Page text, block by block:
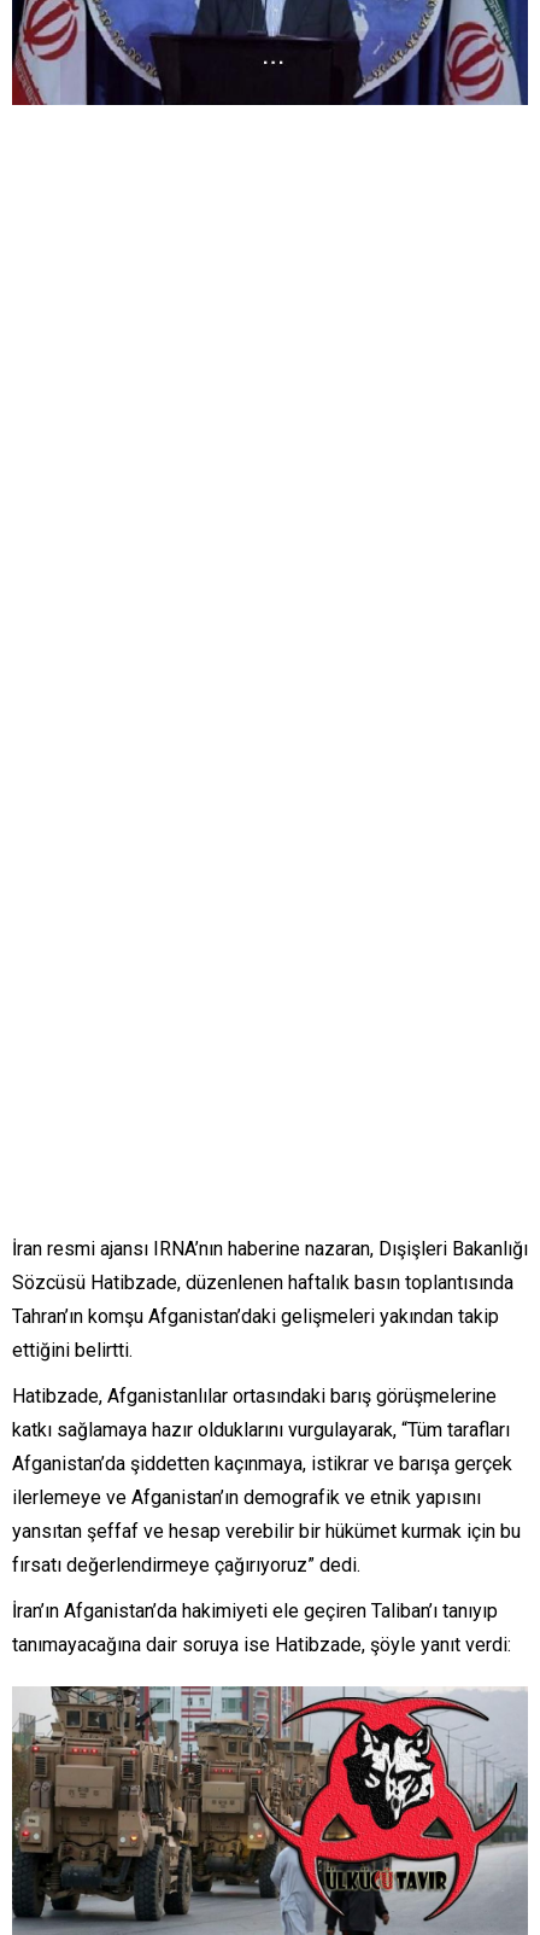
İran resmi ajansı IRNA’nın haberine nazaran, Dışişleri Bakanlığı
Sözcüsü Hatibzade, düzenlenen haftalık basın toplantısında
Tahran’ın komşu Afganistan’daki gelişmeleri yakından takip
ettiğini belirtti.
Hatibzade, Afganistanlılar ortasındaki barış görüşmelerine
katkı sağlamaya hazır olduklarını vurgulayarak, “Tüm tarafları
Afganistan’da şiddetten kaçınmaya, istikrar ve barışa gerçek
ilerlemeye ve Afganistan’ın demografik ve etnik yapısını
yansıtan şeffaf ve hesap verebilir bir hükümet kurmak için bu
fırsatı değerlendirmeye çağırıyoruz” dedi.
İran’ın Afganistan’da hakimiyeti ele geçiren Taliban’ı tanıyıp
tanımayacağına dair soruya ise Hatibzade, şöyle yanıt verdi: